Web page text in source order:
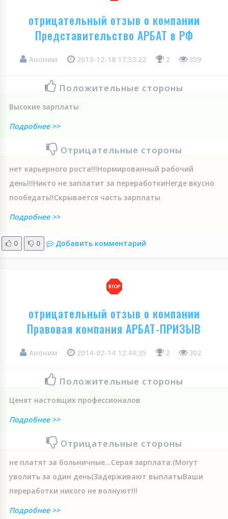
отрицательный отзыв о компании
Представительство АРБАТ в РФ
Аноним 2013-12-18 17:53:22 2 359
Положительные стороны
Высокие зарплаты
Подробнее >>
Отрицательные стороны
нет карьерного роста!!!Нормированный рабочий
день!!!Никто не заплатит за переработкиНегде вкусно
пообедать!!Скрывается часть зарплаты
Подробнее >>
0 0 Добавить комментарий
отрицательный отзыв о компании
Правовая компания АРБАТ-ПРИЗЫВ
Аноним 2014-02-14 12:44:35 2 302
Положительные стороны
Ценят настоящих профессионалов
Подробнее >>
Отрицательные стороны
не платят за больничные...Серая зарплата:(Могут
уволить за один день(Задерживают выплатыВаши
переработки никого не волнуют!!!
Подробнее >>